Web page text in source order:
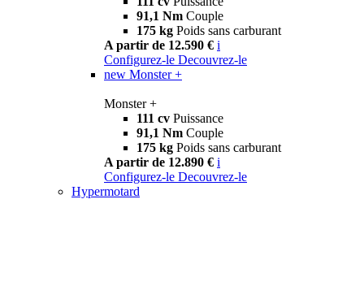
91,1 Nm Couple
175 kg Poids sans carburant
A partir de 12.590 € i
Configurez-le Decouvrez-le
new Monster +
Monster +
111 cv Puissance
91,1 Nm Couple
175 kg Poids sans carburant
A partir de 12.890 € i
Configurez-le Decouvrez-le
Hypermotard